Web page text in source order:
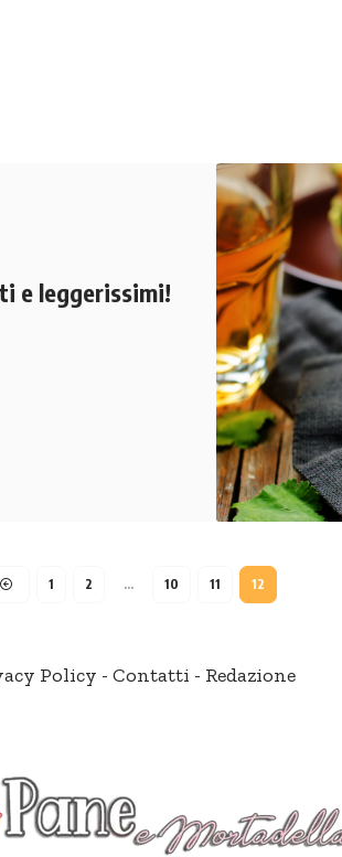
e leggerissimi!
1 2 … 10 11 12
Policy - Contatti - Redazione